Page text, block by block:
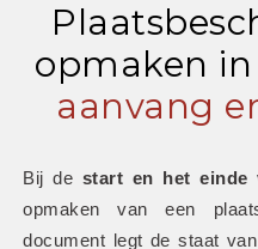
opmaken
aanvang
Bij de start en het einde
opmaken van een
document legt de staat